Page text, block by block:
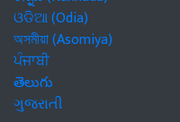
ଓଡିଆ (Odia)
অসমীয়া (Asomiya)
ਪੰਜਾਬੀ
తెలుగు
ગુજરાતી